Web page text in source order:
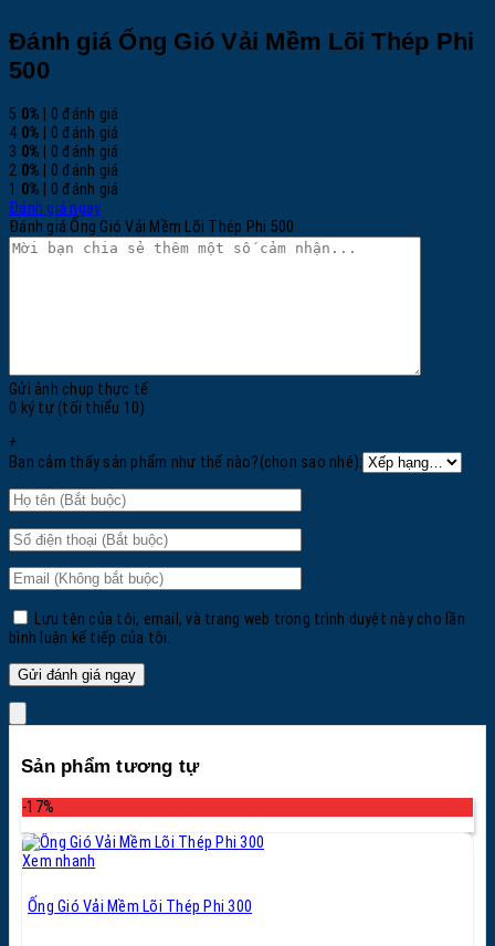
Đánh giá Ống Gió Vải Mềm Lõi Thép Phi
500
5 0% | 0 đánh giá
4 0% | 0 đánh giá
3 0% | 0 đánh giá
2 0% | 0 đánh giá
1 0% | 0 đánh giá
Đánh giá ngay
Đánh giá Ống Gió Vải Mềm Lõi Thép Phi 500
Gửi ảnh chụp thực tế
0 ký tự (tối thiểu 10)
+
Bạn cảm thấy sản phẩm như thế nào?(chọn sao nhé):
Lưu tên của tôi, email, và trang web trong trình duyệt này cho lần
bình luận kế tiếp của tôi.
Sản phẩm tương tự
-17%
Xem nhanh
Ống Gió Vải Mềm Lõi Thép Phi 300